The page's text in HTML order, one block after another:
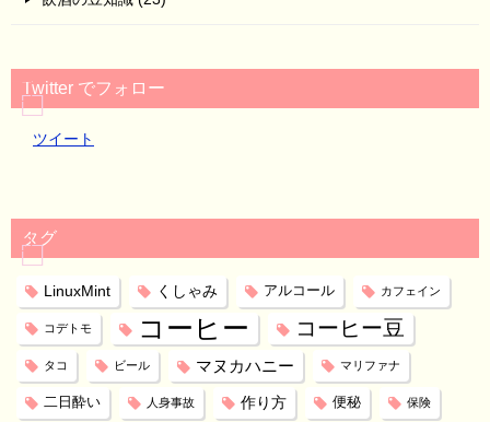
Twitter でフォロー
ツイート
タグ
LinuxMint くしゃみ アルコール カフェイン
コデトモ コーヒー コーヒー豆
タコ ビール マヌカハニー マリファナ
二日酔い 人身事故 作り方 便秘 保険